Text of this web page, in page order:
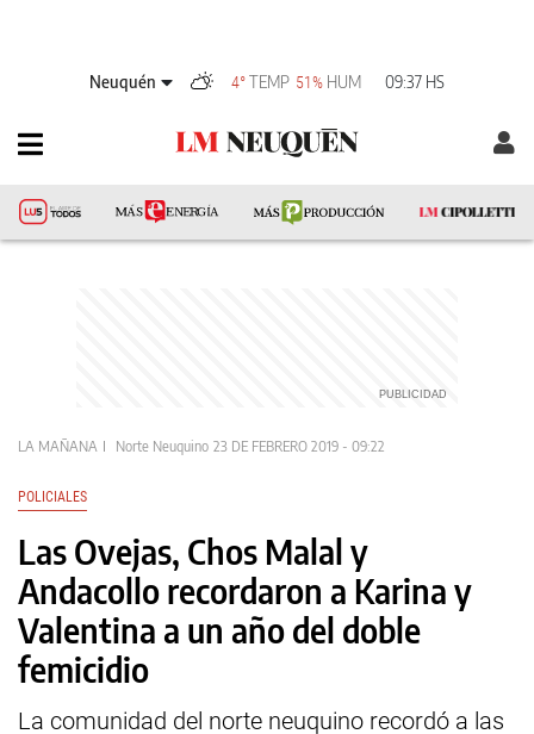
Neuquén 4° TEMP 51% HUM 09:37 HS
LA MAÑANA Norte Neuquino 23 DE FEBRERO 2019 - 09:22
POLICIALES
Las Ovejas, Chos Malal y
Andacollo recordaron a Karina y
Valentina a un año del doble
femicidio
La comunidad del norte neuquino recordó a las